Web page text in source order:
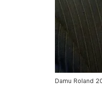
Damu Roland